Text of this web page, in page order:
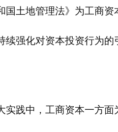
国土地管理法》为工商
续强化对资本投资行为
实践中，工商资本一方